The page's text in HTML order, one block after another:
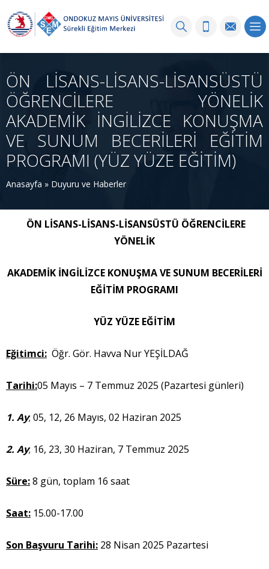
ÖN LİSANS-LİSANS-LİSANSÜSTÜ
ÖĞRENCİLERE YÖNELİK
AKADEMİK İNGİLİZCE KONUŞMA
VE SUNUM BECERİLERİ EĞİTİM
PROGRAMI (YÜZ YÜZE EĞİTİM)
Anasayfa » Duyuru ve Haberler
ÖN LİSANS-LİSANS-LİSANSÜSTÜ ÖĞRENCİLERE
YÖNELİK
AKADEMİK İNGİLİZCE KONUŞMA VE SUNUM BECERİLERİ
EĞİTİM PROGRAMI
YÜZ YÜZE EĞİTİM
Eğitimci: Öğr. Gör. Havva Nur YEŞİLDAĞ
Tarihi:05 Mayıs – 7 Temmuz 2025 (Pazartesi günleri)
1. Ay; 05, 12, 26 Mayıs, 02 Haziran 2025
2. Ay; 16, 23, 30 Haziran, 7 Temmuz 2025
Süre:8 gün, toplam 16 saat
Saat: 15.00-17.00
Son Başvuru Tarihi: 28 Nisan 2025 Pazartesi